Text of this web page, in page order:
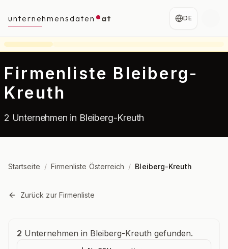
unternehmensdaten at DE
Firmenliste Bleiberg-
Kreuth
2 Unternehmen in Bleiberg-Kreuth
Startseite / Firmenliste Österreich / Bleiberg-Kreuth
Zurück zur Firmenliste
Unternehmensübersicht
2 Unternehmen in Bleiberg-Kreuth gefunden.